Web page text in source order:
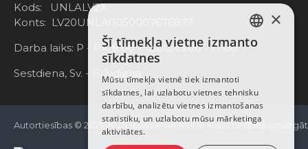
Kods: UNLALV2X
Konts: LV20UNLA0050007676877
Darba laiks: P - Pk. 8:00 - 12:00; 13:00 - 17:00
Sestdiena, Sv. - Brīvdiena
Autortiesības © 2021-2025, www.e-einhell.lv, Visas tiesības
LATVIAN
ENGLISH
×
Šī tīmekļa vietne izmanto
sīkdatnes
Mūsu tīmekļa vietnē tiek izmantoti
sīkdatnes, lai uzlabotu vietnes tehnisku
darbību, analizētu vietnes izmantošanas
statistiku, un uzlabotu mūsu mārketinga
aktivitātes.